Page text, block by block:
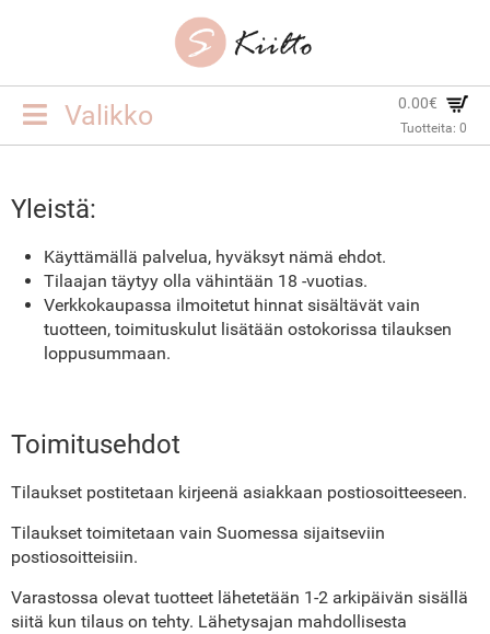
Toggle
navigation
Valikko 0.00€
Tuotteita: 0
KORUT
YHTEYSTIEDOT
TOIMITUSEHDOT
Yleistä:
Käyttämällä palvelua, hyväksyt nämä ehdot.
Tilaajan täytyy olla vähintään 18 -vuotias.
Verkkokaupassa ilmoitetut hinnat sisältävät vain
tuotteen, toimituskulut lisätään ostokorissa tilauksen
loppusummaan.
Toimitusehdot
Tilaukset postitetaan kirjeenä asiakkaan postiosoitteeseen.
Tilaukset toimitetaan vain Suomessa sijaitseviin
postiosoitteisiin.
Varastossa olevat tuotteet lähetetään 1-2 arkipäivän sisällä
siitä kun tilaus on tehty. Lähetysajan mahdollisesta